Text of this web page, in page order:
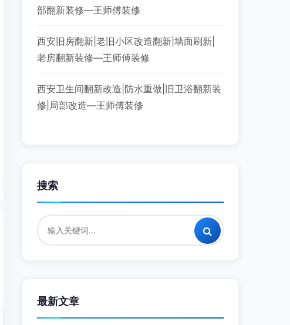
部翻新装修—王师傅装修
西安旧房翻新|老旧小区改造翻新|墙面刷新|
老房翻新装修—王师傅装修
西安卫生间翻新改造|防水重做|旧卫浴翻新装
修|局部改造—王师傅装修
搜索
最新文章